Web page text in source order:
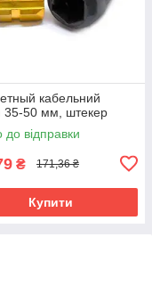
кабельний
35-50 мм, штекер
до відправки
₴ 171,36 ₴
Купити